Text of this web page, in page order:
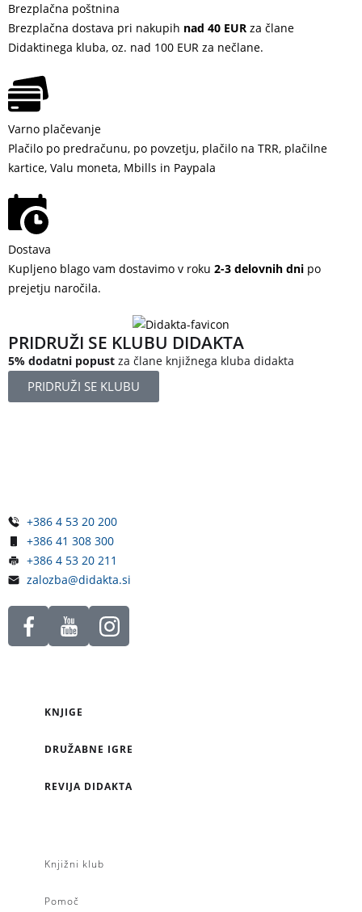
Brezplačna poštnina
Brezplačna dostava pri nakupih nad 40 EUR za člane
Didaktinega kluba, oz. nad 100 EUR za nečlane.
Varno plačevanje
Plačilo po predračunu, po povzetju, plačilo na TRR, plačilne
kartice, Valu moneta, Mbills in Paypala
Dostava
Kupljeno blago vam dostavimo v roku 2-3 delovnih dni po
prejetju naročila.
PRIDRUŽI SE KLUBU DIDAKTA
5% dodatni popust za člane knjižnega kluba didakta
PRIDRUŽI SE KLUBU
+386 4 53 20 200
+386 41 308 300
+386 4 53 20 211
zalozba@didakta.si
KNJIGE
DRUŽABNE IGRE
REVIJA DIDAKTA
Knjižni klub
Pomoč